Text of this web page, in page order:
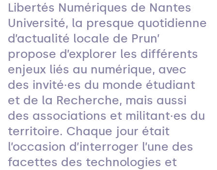
Libertés Numériques de Nantes
Université, la presque quotidienne
d’actualité locale de Prun’
propose d’explorer les différents
enjeux liés au numérique, avec
des invité·es du monde étudiant
et de la Recherche, mais aussi
des associations et militant·es du
territoire. Chaque jour était
l’occasion d’interroger l’une des
facettes des technologies et